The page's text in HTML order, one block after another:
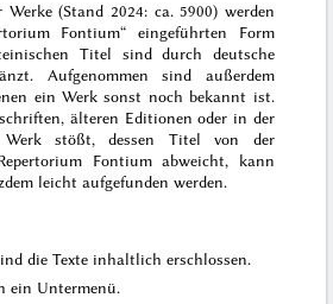
(Stand 2024: ca. 5900) werden
Fontium“ eingeführten Form
Titel sind durch deutsche
Aufgenommen sind außerdem
ein Werk sonst noch bekannt ist.
älteren Editionen oder in der
stößt, dessen Titel von der
Fontium abweicht, kann
leicht aufgefunden werden.
die Texte inhaltlich erschlossen.
ein Untermenü.